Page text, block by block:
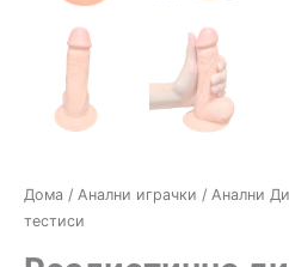
Дома / Анални играчки / Анални
тестиси